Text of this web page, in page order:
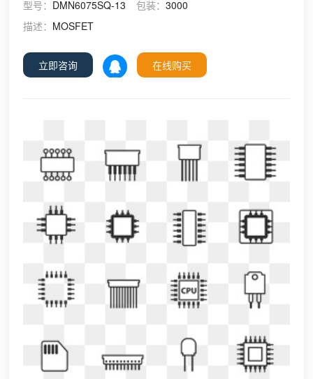
型号： DMN6075SQ-13 包装：3000
描述： MOSFET
立即咨询 在线购买